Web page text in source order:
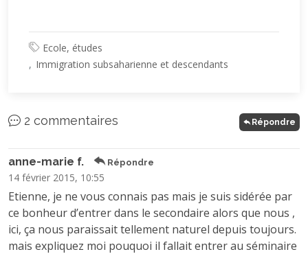
Ecole, études
Immigration subsaharienne et descendants
2 commentaires Répondre
anne-marie f. Répondre
14 février 2015, 10:55
Etienne, je ne vous connais pas mais je suis sidérée par
ce bonheur d’entrer dans le secondaire alors que nous ,
ici, ça nous paraissait tellement naturel depuis toujours.
mais expliquez moi pouquoi il fallait entrer au séminaire